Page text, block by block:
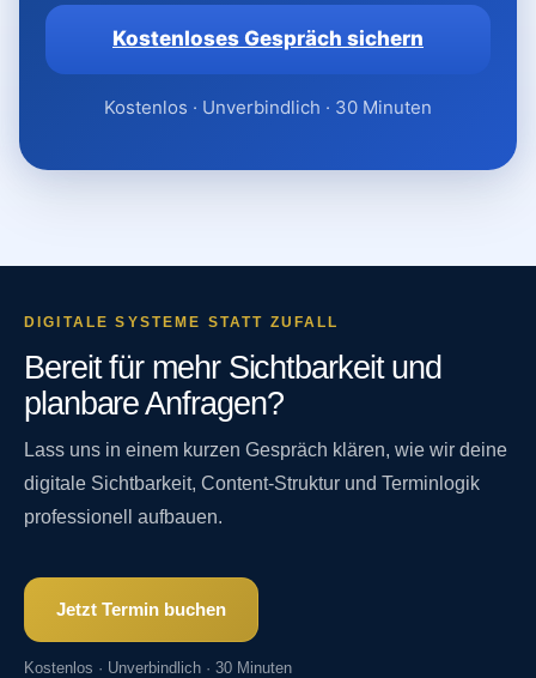
Kostenloses Gespräch sichern
Kostenlos · Unverbindlich · 30 Minuten
DIGITALE SYSTEME STATT ZUFALL
Bereit für mehr Sichtbarkeit und
planbare Anfragen?
Lass uns in einem kurzen Gespräch klären, wie wir deine
digitale Sichtbarkeit, Content-Struktur und Terminlogik
professionell aufbauen.
Jetzt Termin buchen
Kostenlos · Unverbindlich · 30 Minuten